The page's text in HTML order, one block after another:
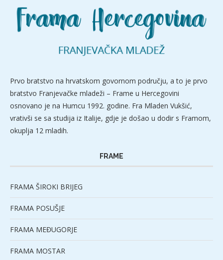
Prvo bratstvo na hrvatskom govornom području, a to je prvo
bratstvo Franjevačke mladeži – Frame u Hercegovini
osnovano je na Humcu 1992. godine. Fra Mladen Vukšić,
vrativši se sa studija iz Italije, gdje je došao u dodir s Framom,
okuplja 12 mladih.
FRAME
FRAMA ŠIROKI BRIJEG
FRAMA POSUŠJE
FRAMA MEĐUGORJE
FRAMA MOSTAR